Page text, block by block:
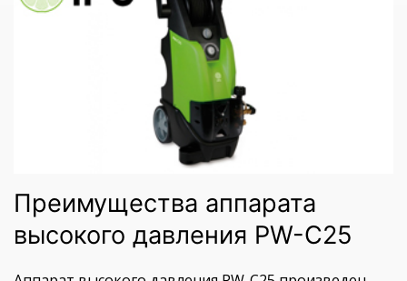
Преимущества аппарата
высокого давления PW-C25